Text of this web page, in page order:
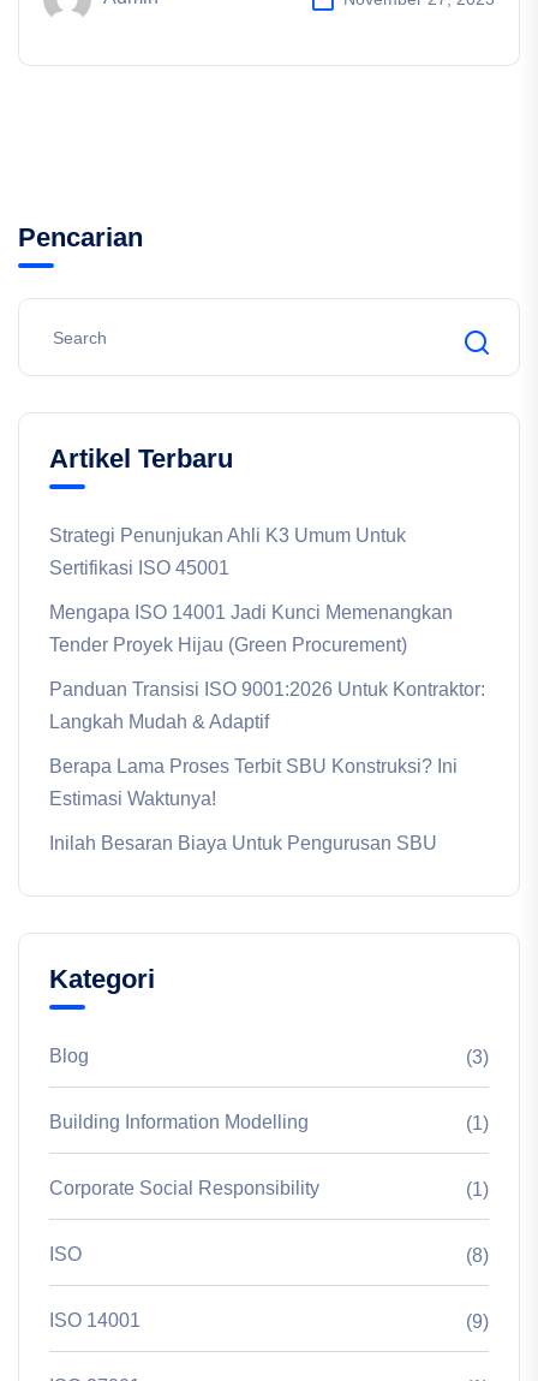
Pencarian
Artikel Terbaru
Strategi Penunjukan Ahli K3 Umum Untuk
Sertifikasi ISO 45001
Mengapa ISO 14001 Jadi Kunci Memenangkan
Tender Proyek Hijau (Green Procurement)
Panduan Transisi ISO 9001:2026 Untuk Kontraktor:
Langkah Mudah & Adaptif
Berapa Lama Proses Terbit SBU Konstruksi? Ini
Estimasi Waktunya!
Inilah Besaran Biaya Untuk Pengurusan SBU
Kategori
Blog (3)
Building Information Modelling (1)
Corporate Social Responsibility (1)
ISO (8)
ISO 14001 (9)